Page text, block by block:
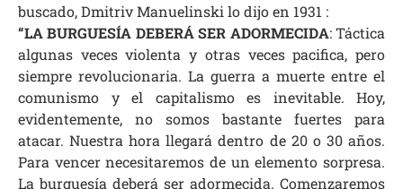
buscado, Dmitriv Manuelinski lo dijo en 1931 :
“LA BURGUESÍA DEBERÁ SER ADORMECIDA: Táctica
algunas veces violenta y otras veces pacifica, pero
siempre revolucionaria. La guerra a muerte entre el
comunismo y el capitalismo es inevitable. Hoy,
evidentemente, no somos bastante fuertes para
atacar. Nuestra hora llegará dentro de 20 o 30 años.
Para vencer necesitaremos de un elemento sorpresa.
La burguesía deberá ser adormecida. Comenzaremos